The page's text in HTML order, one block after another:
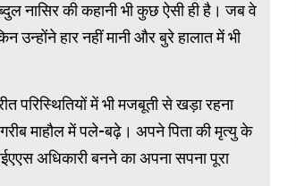
नासिर की कहानी भी कुछ ऐसी ही है। जब वे
उन्होंने हार नहीं मानी और बुरे हालात में भी
परिस्थितियों में भी मजबूती से खड़ा रहना
माहौल में पले-बढ़े। अपने पिता की मृत्यु के
अधिकारी बनने का अपना सपना पूरा